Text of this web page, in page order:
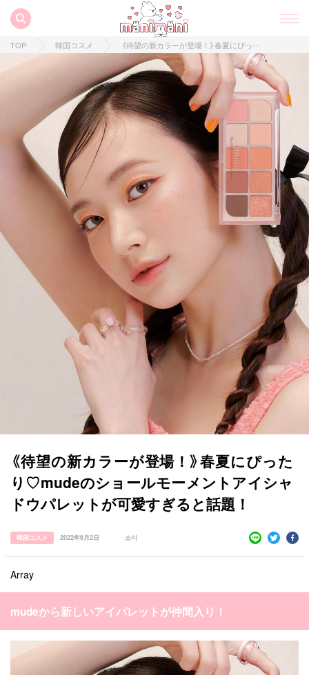
タグ一覧
キュレーター一覧
韓国旅行 韓国ファッション 韓国アイドル
トレンド 韓国メイク
TOP 韓国コスメ 《待望の新カラーが登場！》春夏にぴったり♡mudeのショールモーメントアイシャドウパレットが可愛すぎると話題！
《待望の新カラーが登場！》春夏にぴった
り♡mudeのショールモーメントアイシャ
ドウパレットが可愛すぎると話題！
韓国コスメ 2022年6月2日 소미
Array
mudeから新しいアイパレットが仲間入り！